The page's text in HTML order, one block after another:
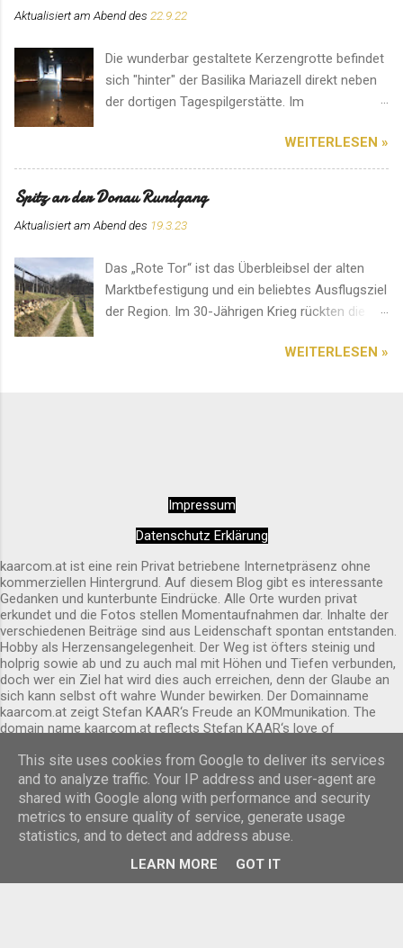
Aktualisiert am Abend des 22.9.22
Die wunderbar gestaltete Kerzengrotte befindet
sich "hinter" der Basilika Mariazell direkt neben
der dortigen Tagespilgerstätte. Im
angefertigte Kerzen erworben werden. Hier
herrscht eine ganz besondere Atmosphäre. Ein
Platz für ein Gebet im stillen Gedenken.
WEITERLESEN »
Spitz an der Donau Rundgang
Aktualisiert am Abend des 19.3.23
Das „Rote Tor“ ist das Überbleibsel der alten
Marktbefestigung und ein beliebtes Ausflugsziel
der Region. Im 30-Jährigen Krieg rückten die
diesem Ort ein erbitterter und blutiger Kampf.
sehr entspannend und rundherum harmonisch.
Alles wirkt sehr sauber und liebevoll gepflegt.
Außen ist sie schon von Weitem erkennbar.
WEITERLESEN »
Impressum
Datenschutz Erklärung
kaarcom.at ist eine rein Privat betriebene Internetpräsenz ohne
kommerziellen Hintergrund. Auf diesem Blog gibt es interessante
Gedanken und kunterbunte Eindrücke. Alle Orte wurden privat
erkundet und die Fotos stellen Momentaufnahmen dar. Inhalte der
verschiedenen Beiträge sind aus Leidenschaft spontan entstanden.
Hobby als Herzensangelegenheit. Der Weg ist öfters steinig und
holprig sowie ab und zu auch mal mit Höhen und Tiefen verbunden,
doch wer ein Ziel hat wird dies auch erreichen, denn der Glaube an
sich kann selbst oft wahre Wunder bewirken. Der Domainname
kaarcom.at zeigt Stefan KAAR‘s Freude an KOMmunikation. The
domain name kaarcom.at reflects Stefan KAAR‘s love of
Powered by Blogger
Designbilder vonCimmerian
This site uses cookies from Google to deliver its services
and to analyze traffic. Your IP address and user-agent are
shared with Google along with performance and security
metrics to ensure quality of service, generate usage
statistics, and to detect and address abuse.
LEARN MORE GOT IT